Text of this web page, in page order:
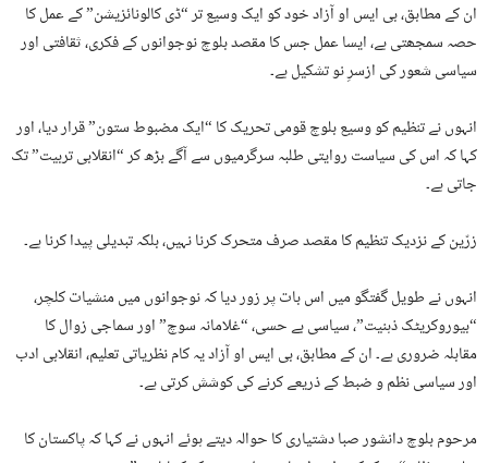
ان کے مطابق، بی ایس او آزاد خود کو ایک وسیع تر “ڈی کالونائزیشن” کے عمل کا
حصہ سمجھتی ہے، ایسا عمل جس کا مقصد بلوچ نوجوانوں کے فکری، ثقافتی اور
سیاسی شعور کی ازسرِ نو تشکیل ہے۔
انہوں نے تنظیم کو وسیع بلوچ قومی تحریک کا “ایک مضبوط ستون” قرار دیا، اور
کہا کہ اس کی سیاست روایتی طلبہ سرگرمیوں سے آگے بڑھ کر “انقلابی تربیت” تک
جاتی ہے۔
زرّین کے نزدیک تنظیم کا مقصد صرف متحرک کرنا نہیں، بلکہ تبدیلی پیدا کرنا ہے۔
انہوں نے طویل گفتگو میں اس بات پر زور دیا کہ نوجوانوں میں منشیات کلچر،
“بیوروکریٹک ذہنیت”، سیاسی بے حسی، “غلامانہ سوچ” اور سماجی زوال کا
مقابلہ ضروری ہے۔ ان کے مطابق، بی ایس او آزاد یہ کام نظریاتی تعلیم، انقلابی ادب
اور سیاسی نظم و ضبط کے ذریعے کرنے کی کوشش کرتی ہے۔
مرحوم بلوچ دانشور صبا دشتیاری کا حوالہ دیتے ہوئے انہوں نے کہا کہ پاکستان کا